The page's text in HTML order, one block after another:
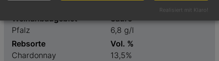
Weinanbaugebiet
Pfalz
Säure
6,8 g/l
Rebsorte
Chardonnay
Vol. %
13,5%
Realisiert mit Klaro!